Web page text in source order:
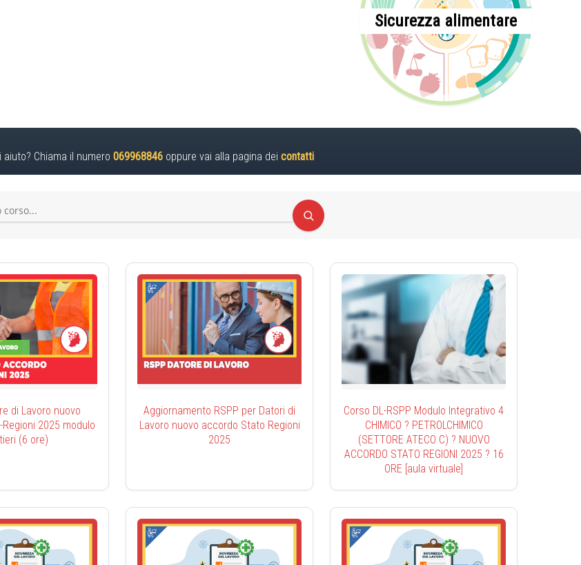
Sicurezza alimentare
aiuto? Chiama il numero 069968846oppure vai alla pagina dei contatti
di Lavoro nuovo
2025 modulo
(6 ore)
Aggiornamento RSPP per Datori di
Lavoro nuovo accordo Stato Regioni
2025
Corso DL-RSPP Modulo Integrativo 4
CHIMICO ? PETROLCHIMICO
(SETTORE ATECO C) ? NUOVO
ACCORDO STATO REGIONI 2025 ? 16
ORE [aula virtuale]